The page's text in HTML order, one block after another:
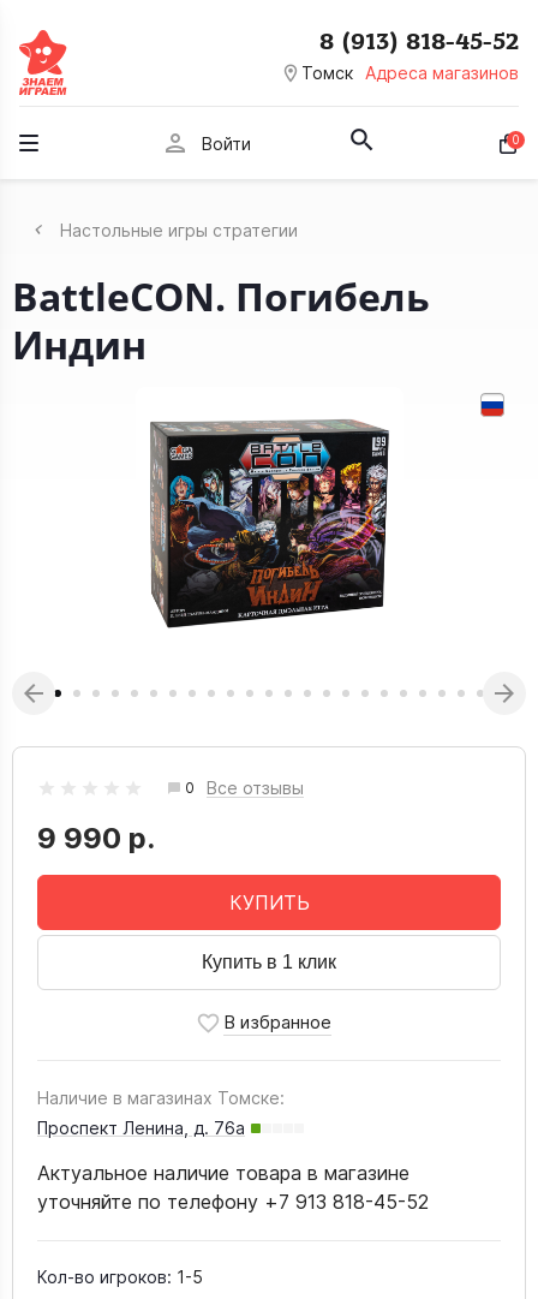
room Томск Адреса магазинов
8 (913) 818-45-52
person Войти 0
Настольные игры стратегии
BattleCON. Погибель
Индин
0 Все отзывы
9 990 р.
КУПИТЬ
Купить в 1 клик
Наличие в магазинах Томске:
Проспект Ленина, д. 76а
Актуальное наличие товара в магазине
уточняйте по телефону +7 913 818-45-52
Кол-во игроков: 1-5